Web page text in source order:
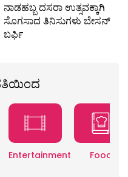
ನಾಡಹಬ್ಬ ದಸರಾ ಉತ್ಸವಕ್ಕಾಗಿ
ಸೊಗಸಾದ ತಿನಿಸುಗಳು ಬೇಸನ್‌
ಬರ್ಫಿ
Entertainment Food